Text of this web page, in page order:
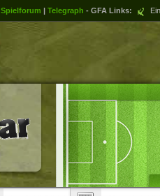
Spielforum | Telegraph - GFA Links: